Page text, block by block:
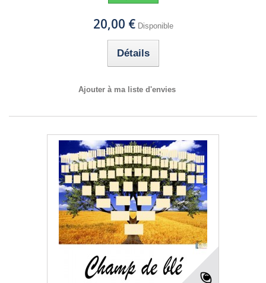
20,00 € Disponible
Détails
Ajouter à ma liste d'envies